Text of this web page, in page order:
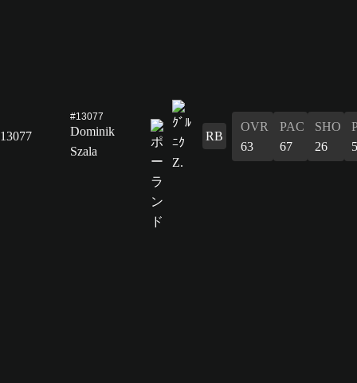
13077
#13077
Dominik
Szala
RB
OVR
63
PAC
67
SHO
26